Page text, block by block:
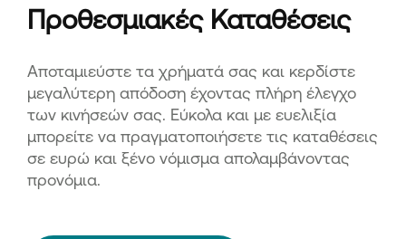
Προθεσμιακές Καταθέσεις
Αποταμιεύστε τα χρήματά σας και κερδίστε
μεγαλύτερη απόδοση έχοντας πλήρη έλεγχο
των κινήσεών σας. Εύκολα και με ευελιξία
μπορείτε να πραγματοποιήσετε τις καταθέσεις
σε ευρώ και ξένο νόμισμα απολαμβάνοντας
προνόμια.